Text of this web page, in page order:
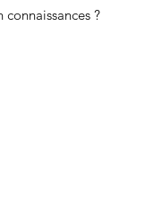
connaissances ?